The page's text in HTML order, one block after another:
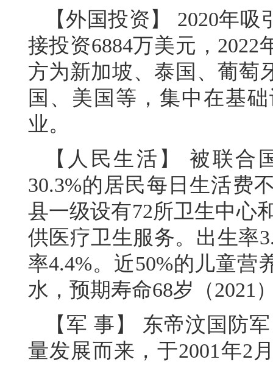
【外国投资】 2020年
接投资6884万美元，
方为新加坡、泰国、葡萄
国、美国等，集中在基
业。
【人民生活】 被联合
30.3%的居民每日生活费
县一级设有72所卫生中心
供医疗卫生服务。出生率
率4.4%。近50%的儿童
水，预期寿命68岁（2021
【军 事】 东帝汶国防
量发展而来，于2001年2